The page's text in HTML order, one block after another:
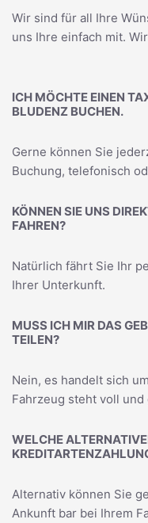
Wir sind für all Ihre
uns Ihre einfach mit.
ICH MÖCHTE EINEN
BLUDENZ BUCHEN.
Gerne können Sie
Buchung, telefonisch
KÖNNEN SIE UNS
FAHREN?
Natürlich fährt Sie Ihr
Ihrer Unterkunft.
MUSS ICH MIR DAS
TEILEN?
Nein, es handelt sich
Fahrzeug steht voll
WELCHE
Alternativ können Sie
Ankunft bar bei Ihrem